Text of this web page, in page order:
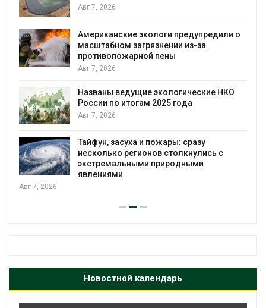
Авг 7, 2026
Американские экологи предупредили о
масштабном загрязнении из-за
противопожарной пены
Авг 7, 2026
Названы ведущие экологические НКО
России по итогам 2025 года
Авг 7, 2026
Тайфун, засуха и пожары: сразу
несколько регионов столкнулись с
экстремальными природными
явлениями
Авг 7, 2026
Новостной календарь